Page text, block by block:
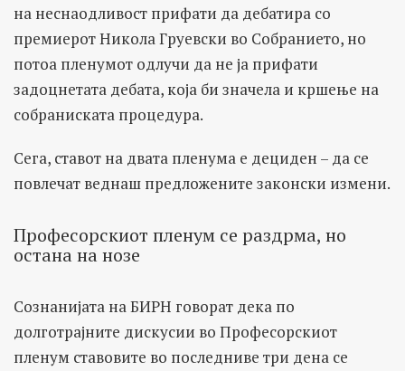
на неснаодливост прифати да дебатира со
премиерот Никола Груевски во Собранието, но
потоа пленумот одлучи да не ја прифати
задоцнетата дебата, која би значела и кршење на
собраниската процедура.
Сега, ставот на двата пленума е дециден – да се
повлечат веднаш предложените законски измени.
Професорскиот пленум се раздрма, но
остана на нозе
Сознанијата на БИРН говорат дека по
долготрајните дискусии во Професорскиот
пленум ставовите во последниве три дена се